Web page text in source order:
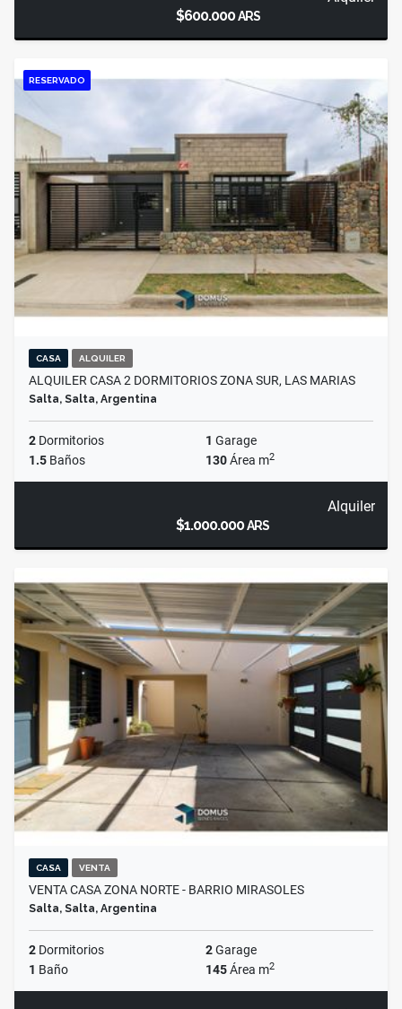
$600.000ARS
RESERVADO
CASA ALQUILER
ALQUILER CASA 2 DORMITORIOS ZONA SUR, LAS MARIAS
Salta, Salta, Argentina
2 Dormitorios 1 Garage
1.5 Baños 130Área m2
Alquiler
$1.000.000ARS
CASA VENTA
VENTA CASA ZONA NORTE - BARRIO MIRASOLES
Salta, Salta, Argentina
2 Dormitorios 2Garage
1 Baño 145Área m2